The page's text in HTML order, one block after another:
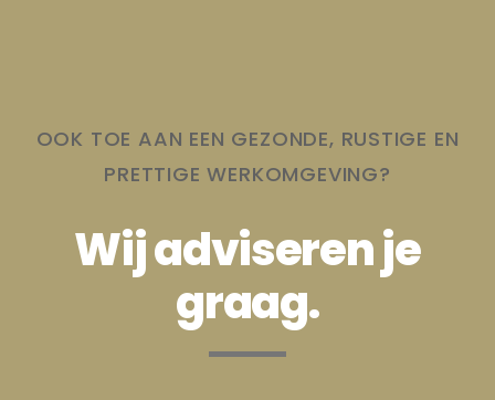
OOK TOE AAN EEN GEZONDE, RUSTIGE EN
PRETTIGE WERKOMGEVING?
Wij adviseren je
graag.